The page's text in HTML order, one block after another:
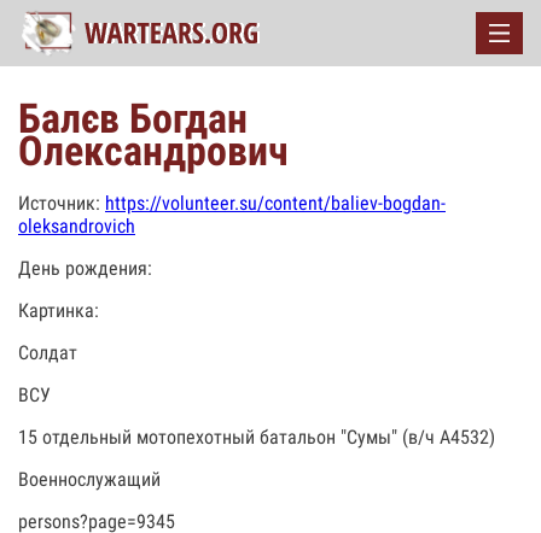
Балєв Богдан
Олександрович
Источник: https://volunteer.su/content/baliev-bogdan-
oleksandrovich
День рождения:
Картинка:
Солдат
ВСУ
15 отдельный мотопехотный батальон "Сумы" (в/ч А4532)
Военнослужащий
persons?page=9345